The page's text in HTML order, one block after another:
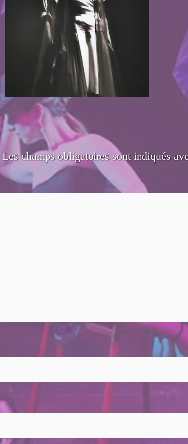
Les champs obligatoires sont indiqués